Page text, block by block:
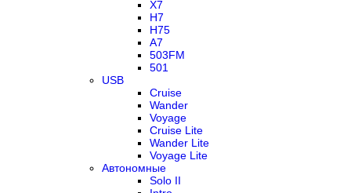
X7
H7
H75
A7
503FM
501
USB
Cruise
Wander
Voyage
Cruise Lite
Wander Lite
Voyage Lite
Автономные
Solo II